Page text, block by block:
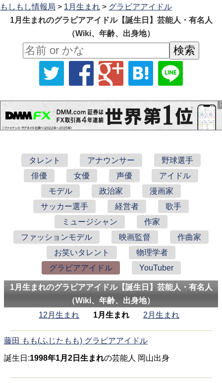
もしもし情報局 > 1月生まれ > グラビアアイドル
1月生まれのグラビアアイドル【誕生日】芸能人・有名人
（Wiki、年齢、出身地）
タレント アナウンサー
野球選手
俳優
女優 声優
アイドル
モデル
政治家
漫画家
サッカー選手
経営者
歌手
ミュージシャン
作家
ファッションモデル
映画監督
作曲家
お笑いタレント
物理学者
グラビアアイドル
YouTuber
1月生まれのグラビアアイドル【誕生日】芸能人・有名人
（Wiki、年齢、出身地）
12月生まれ
1月生まれ 2月生まれ
藤田 もも(ふじたもも) グラビアアイドル
誕生日:1998年1月2日生まれの芸能人 岡山出身